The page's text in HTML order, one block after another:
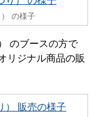
の様子
のブースの方で
リジナル商品の販